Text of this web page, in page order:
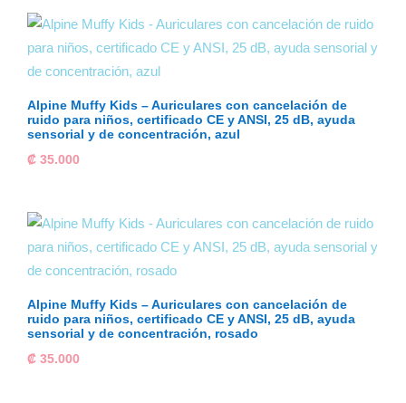
Alpine Muffy Kids – Auriculares con cancelación de
ruido para niños, certificado CE y ANSI, 25 dB, ayuda
sensorial y de concentración, azul
₡ 35.000
Alpine Muffy Kids – Auriculares con cancelación de
ruido para niños, certificado CE y ANSI, 25 dB, ayuda
sensorial y de concentración, rosado
₡ 35.000